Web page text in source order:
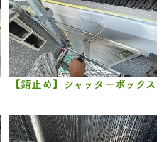
【錆止め】シャッターボックス